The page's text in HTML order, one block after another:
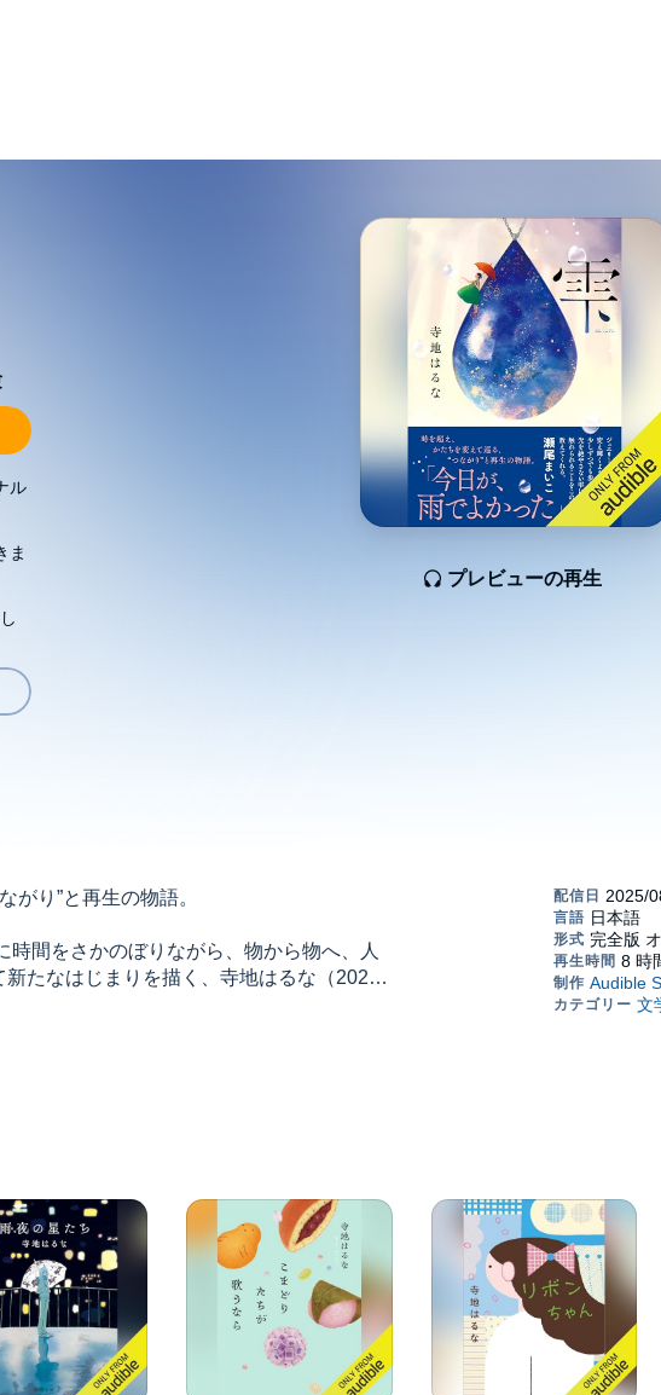
プレビューの再生
ル
ま
り”と再生の物語。
間をさかのぼりながら、物から物へ、人
たなはじまりを描く、寺地はるな（2023
りで出会った4人がそれぞれ直面する数々
もひたむきに向き合う彼らの姿を通し
そっと寄り添いながら、いまを生きるあ
光を絶やさない雫に触れられることをこ
(P)2025 Audible, Inc./NHK Publishing,